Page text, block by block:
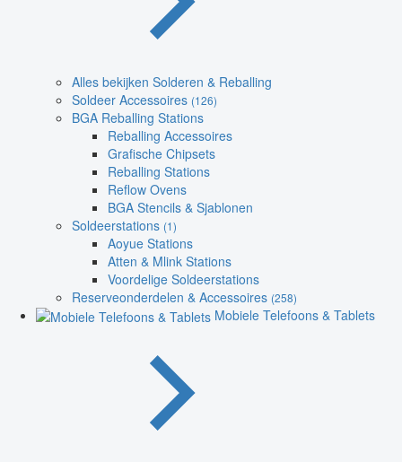
Alles bekijken Solderen & Reballing
Soldeer Accessoires (126)
BGA Reballing Stations
Reballing Accessoires
Grafische Chipsets
Reballing Stations
Reflow Ovens
BGA Stencils & Sjablonen
Soldeerstations (1)
Aoyue Stations
Atten & Mlink Stations
Voordelige Soldeerstations
Reserveonderdelen & Accessoires (258)
Mobiele Telefoons & Tablets